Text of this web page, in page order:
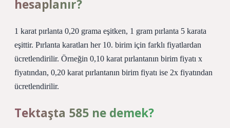
hesaplanır?
1 karat pırlanta 0,20 grama eşitken, 1 gram pırlanta 5 karata
eşittir. Pırlanta karatları her 10. birim için farklı fiyatlardan
ücretlendirilir. Örneğin 0,10 karat pırlantanın birim fiyatı x
fiyatından, 0,20 karat pırlantanın birim fiyatı ise 2x fiyatından
ücretlendirilir.
Tektaşta 585 ne demek?